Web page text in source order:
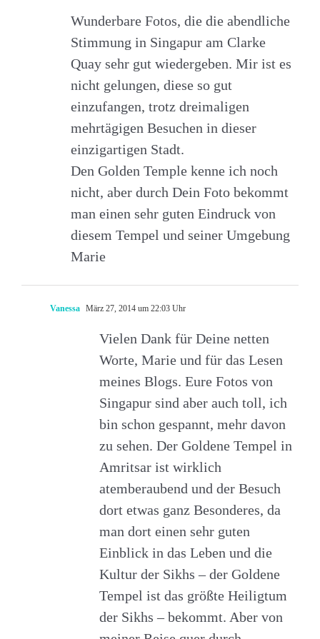
Wunderbare Fotos, die die abendliche
Stimmung in Singapur am Clarke
Quay sehr gut wiedergeben. Mir ist es
nicht gelungen, diese so gut
einzufangen, trotz dreimaligen
mehrtägigen Besuchen in dieser
einzigartigen Stadt.
Den Golden Temple kenne ich noch
nicht, aber durch Dein Foto bekommt
man einen sehr guten Eindruck von
diesem Tempel und seiner Umgebung
Marie
Vanessa März 27, 2014 um 22:03 Uhr
Vielen Dank für Deine netten
Worte, Marie und für das Lesen
meines Blogs. Eure Fotos von
Singapur sind aber auch toll, ich
bin schon gespannt, mehr davon
zu sehen. Der Goldene Tempel in
Amritsar ist wirklich
atemberaubend und der Besuch
dort etwas ganz Besonderes, da
man dort einen sehr guten
Einblick in das Leben und die
Kultur der Sikhs – der Goldene
Tempel ist das größte Heiligtum
der Sikhs – bekommt. Aber von